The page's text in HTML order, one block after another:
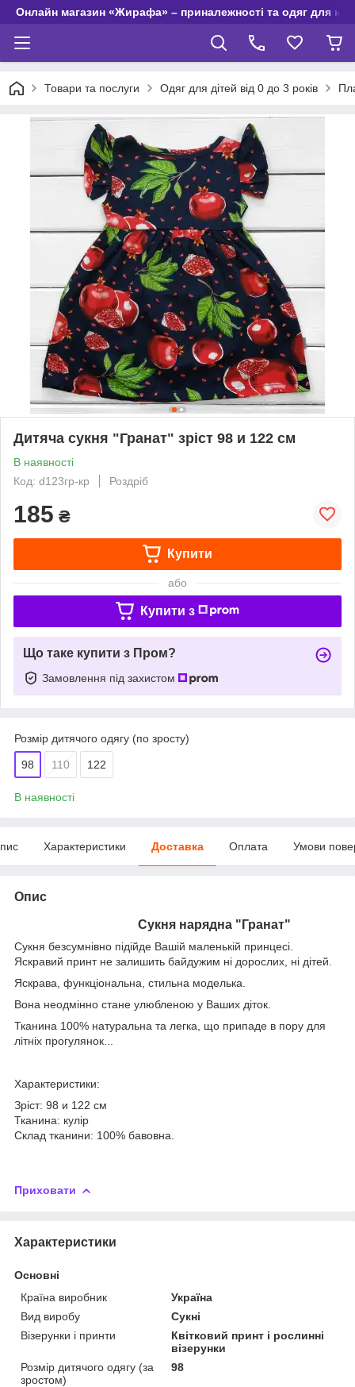
Онлайн магазин «Жирафа» – приналежності та одяг для
Товари та послуги Одяг для дітей від 0 до 3 років
Дитяча сукня "Гранат" зріст 98 и 122 см
В наявності
Код: d123гр-кр
Роздріб
185 ₴
Купити
або
Купити з
Що таке купити з Пром?
Замовлення під захистом
Розмір дитячого одягу (по зросту)
98 110 122
В наявності
Характеристики Доставка Оплата Умови
Опис
Сукня нарядна "Гранат"
Сукня безсумнівно підійде Вашій маленькій принцесі.
Яскравий принт не залишить байдужим ні дорослих, ні дітей.
Яскрава, функціональна, стильна моделька.
Вона неодмінно стане улюбленою у Ваших діток.
Тканина 100% натуральна та легка, що припаде в пору для
літніх прогулянок...
Характеристики:
Зріст: 98 и 122 см
Тканина: кулір
Склад тканини: 100% бавовна.
Приховати
Характеристики
Основні
Країна виробник
Україна
Вид виробу
Сукні
Візерунки і принти
Квітковий принт і рослинні
візерунки
Розмір дитячого одягу (за
зростом)
98